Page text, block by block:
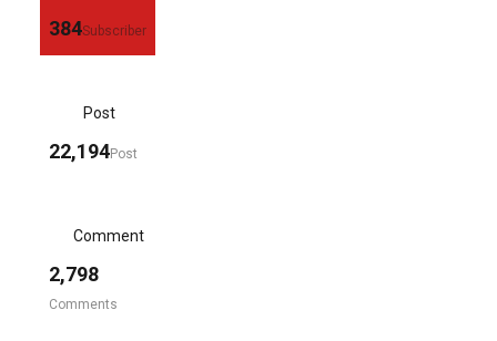
384Subscriber
Post
22,194Post
Comment
2,798
Comments